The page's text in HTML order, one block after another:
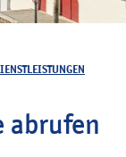
abrufen